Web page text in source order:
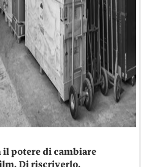
potere di cambiare
Di riscriverlo.